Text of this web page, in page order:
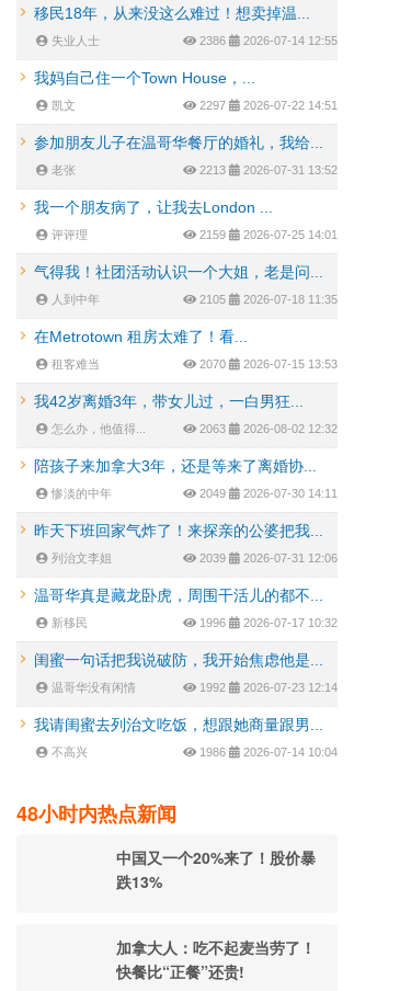
移民18年，从来没这么难过！想卖掉温...
失业人士 2386 2026-07-14 12:55
我妈自己住一个Town House，...
凯文 2297 2026-07-22 14:51
参加朋友儿子在温哥华餐厅的婚礼，我给...
老张 2213 2026-07-31 13:52
我一个朋友病了，让我去London ...
评评理 2159 2026-07-25 14:01
气得我！社团活动认识一个大姐，老是问...
人到中年 2105 2026-07-18 11:35
在Metrotown 租房太难了！看...
租客难当 2070 2026-07-15 13:53
我42岁离婚3年，带女儿过，一白男狂...
怎么办，他值得... 2063 2026-08-02 12:32
陪孩子来加拿大3年，还是等来了离婚协...
惨淡的中年 2049 2026-07-30 14:11
昨天下班回家气炸了！来探亲的公婆把我...
列治文李姐 2039 2026-07-31 12:06
温哥华真是藏龙卧虎，周围干活儿的都不...
新移民 1996 2026-07-17 10:32
闺蜜一句话把我说破防，我开始焦虑他是...
温哥华没有闲情 1992 2026-07-23 12:14
我请闺蜜去列治文吃饭，想跟她商量跟男...
不高兴 1986 2026-07-14 10:04
48小时内热点新闻
中国又一个20%来了！股价暴
跌13%
加拿大人：吃不起麦当劳了！
快餐比“正餐”还贵!